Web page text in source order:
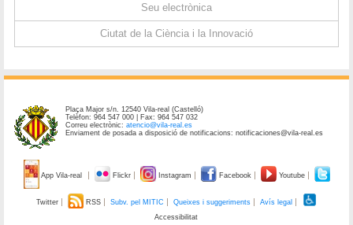
Seu electrònica
Ciutat de la Ciència i la Innovació
Plaça Major s/n. 12540 Vila-real (Castelló)
Telèfon: 964 547 000 | Fax: 964 547 032
Correu electrònic:atencio@vila-real.es
Enviament de posada a disposició de notificacions: notificaciones@vila-real.es
App Vila-real Flickr Instagram Facebook Youtube
Twitter RSS Subv. pel MITIC Queixes i suggeriments
Avís legal
Accessibilitat